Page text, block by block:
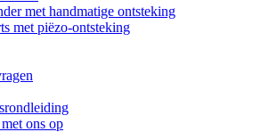
met handmatige ontsteking
met piëzo-ontsteking
ons op